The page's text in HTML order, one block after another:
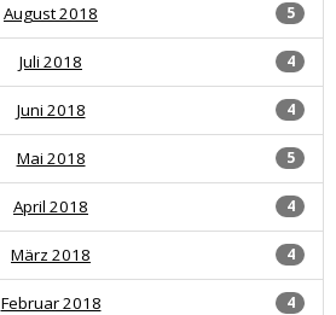
5
August 2018
4
Juli 2018
4
Juni 2018
5
Mai 2018
4
April 2018
4
März 2018
4
Februar 2018